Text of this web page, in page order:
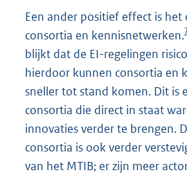
Een ander positief effect is het
consortia en kennisnetwerken.
blijkt dat de EI-regelingen
hierdoor kunnen consortia en
sneller tot stand komen. Dit is
consortia die direct in staat
innovaties verder te brengen.
consortia is ook verder
van het MTIB; er zijn meer